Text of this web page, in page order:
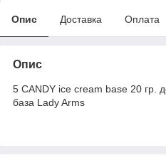
Опис Доставка Оплата
Опис
5 CANDY ice cream base 20 гр.
база Lady Arms